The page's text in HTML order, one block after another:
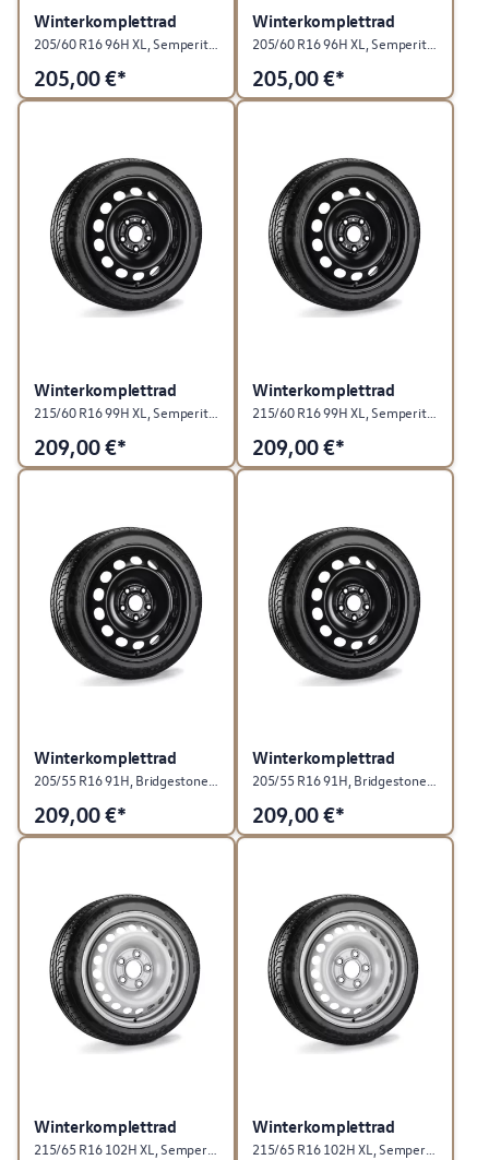
Winterkomplettrad
205/60 R16 96H XL, Semperit SPEED-GRIP 5, "Stahl", Rallyeschwarz, rechts
205,00€*
Winterkomplettrad
205/60 R16 96H XL, Semperit SPEED-GRIP 5, "Stahl", Rallyeschwarz, links
205,00€*
Winterkomplettrad
215/60 R16 99H XL, Semperit SPEED-GRIP 5, "Stahl", Rallyeschwarz, rechts
209,00€*
Winterkomplettrad
215/60 R16 99H XL, Semperit SPEED-GRIP 5, "Stahl", Rallyeschwarz, links
209,00€*
Winterkomplettrad
205/55 R16 91H, Bridgestone Blizzak 6, Stahl, Rallyeschwarz, rechts
209,00€*
Winterkomplettrad
205/55 R16 91H, Bridgestone Blizzak 6, Stahl, Rallyeschwarz, links
209,00€*
Winterkomplettrad Winterkomplettrad